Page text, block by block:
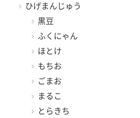
ひげまんじゅう
黒豆
ふくにゃん
ほとけ
もちお
ごまお
まるこ
とらきち